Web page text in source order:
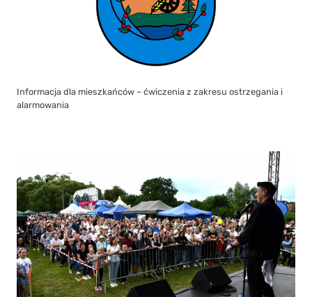
Informacja dla mieszkańców – ćwiczenia z zakresu ostrzegania i
alarmowania